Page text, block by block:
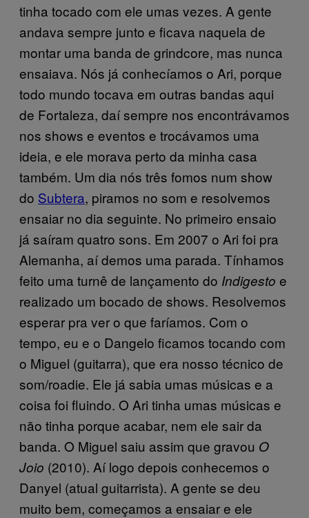
tinha tocado com ele umas vezes. A gente
andava sempre junto e ficava naquela de
montar uma banda de grindcore, mas nunca
ensaiava. Nós já conhecíamos o Ari, porque
todo mundo tocava em outras bandas aqui
de Fortaleza, daí sempre nos encontrávamos
nos shows e eventos e trocávamos uma
ideia, e ele morava perto da minha casa
também. Um dia nós três fomos num show
do Subtera, piramos no som e resolvemos
ensaiar no dia seguinte. No primeiro ensaio
já saíram quatro sons. Em 2007 o Ari foi pra
Alemanha, aí demos uma parada. Tínhamos
feito uma turnê de lançamento do Indigesto e
realizado um bocado de shows. Resolvemos
esperar pra ver o que faríamos. Com o
tempo, eu e o Dangelo ficamos tocando com
o Miguel (guitarra), que era nosso técnico de
som/roadie. Ele já sabia umas músicas e a
coisa foi fluindo. O Ari tinha umas músicas e
não tinha porque acabar, nem ele sair da
banda. O Miguel saiu assim que gravou O
Joio (2010). Aí logo depois conhecemos o
Danyel (atual guitarrista). A gente se deu
muito bem, começamos a ensaiar e ele